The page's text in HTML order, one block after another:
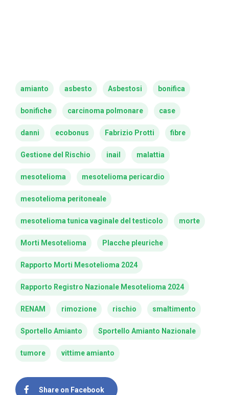
amianto asbesto Asbestosi bonifica
bonifiche carcinoma polmonare case
danni ecobonus Fabrizio Protti fibre
Gestione del Rischio inail malattia
mesotelioma mesotelioma pericardio
mesotelioma peritoneale
mesotelioma tunica vaginale del testicolo morte
Morti Mesotelioma Placche pleuriche
Rapporto Morti Mesotelioma 2024
Rapporto Registro Nazionale Mesotelioma 2024
RENAM rimozione rischio smaltimento
Sportello Amianto Sportello Amianto Nazionale
tumore vittime amianto
Share on Facebook